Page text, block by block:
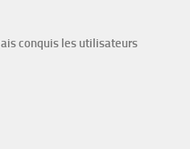
conquis les utilisateurs